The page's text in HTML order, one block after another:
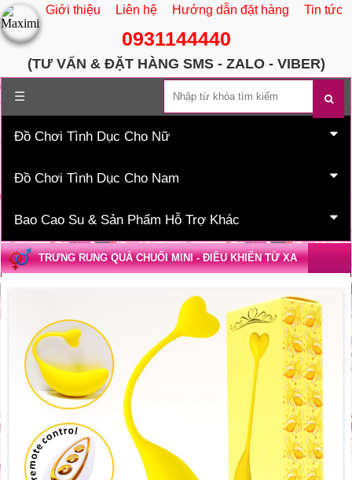
Giới thiệu Liên hệ Hướng dẫn đặt hàng Tin tức
0931144440
(TƯ VẤN & ĐẶT HÀNG SMS - ZALO - VIBER)
☰
Trang chủ
Đồ Chơi Tình Dục Cho Nữ
Đồ Chơi Tình Dục Cho Nam
Bao Cao Su & Sản Phẩm Hỗ Trợ Khác
TRƯNG RUNG QUẢ CHUỐI MINI - ĐIỀU KHIỂN TỪ XA